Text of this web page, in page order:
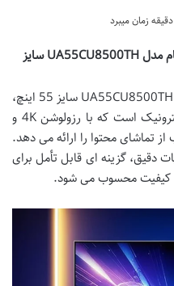
بررسی تلویزیون ال ای دی هوشمند سام مدل UA55CU8500TH سایز
تلویزیون ال ای دی هوشمند سام مدل UA55CU8500TH سایز 55 اینچ،
محصولی کاربردی و مدرن از سام الکترونیک است که با رزولوشن 4K و
تماشای محتوا را ارائه می دهد.
دقیق، گزینه ای قابل تأمل برای
با کیفیت محسوب می شود.